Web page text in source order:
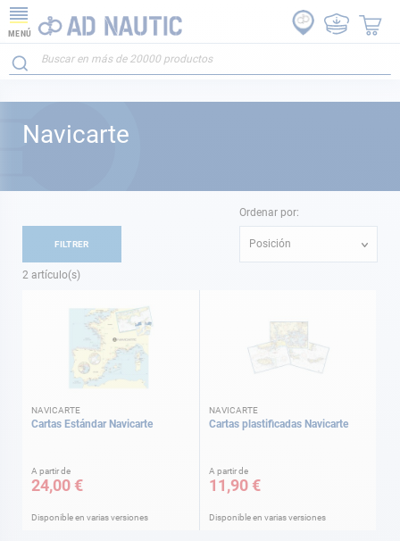
MENÚ
Navicarte
2 artículo(s)
Ordenar por:
Posición
NAVICARTE
Cartas Estándar Navicarte
A partir de
24,00 €
Disponible en varias versiones
NAVICARTE
Cartas plastificadas Navicarte
A partir de
11,90 €
Disponible en varias versiones
FILTRER